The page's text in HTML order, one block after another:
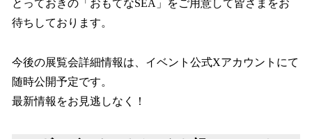
とっておきの「おもてなSEA」をご用意して皆さまをお
待ちしております。
今後の展覧会詳細情報は、イベント公式Xアカウントにて
随時公開予定です。
最新情報をお見逃しなく！